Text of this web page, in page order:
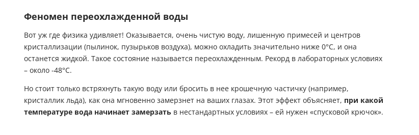
Феномен переохлажденной воды
Вот уж где физика удивляет! Оказывается, очень чистую воду, лишенную примесей и центров
кристаллизации (пылинок, пузырьков воздуха), можно охладить значительно ниже 0°C, и она
останется жидкой. Такое состояние называется переохлажденным. Рекорд в лабораторных условиях
– около -48°C.
Но стоит только встряхнуть такую воду или бросить в нее крошечную частичку (например,
кристаллик льда), как она мгновенно замерзнет на ваших глазах. Этот эффект объясняет, при какой
температуре вода начинает замерзать в нестандартных условиях – ей нужен «спусковой крючок».